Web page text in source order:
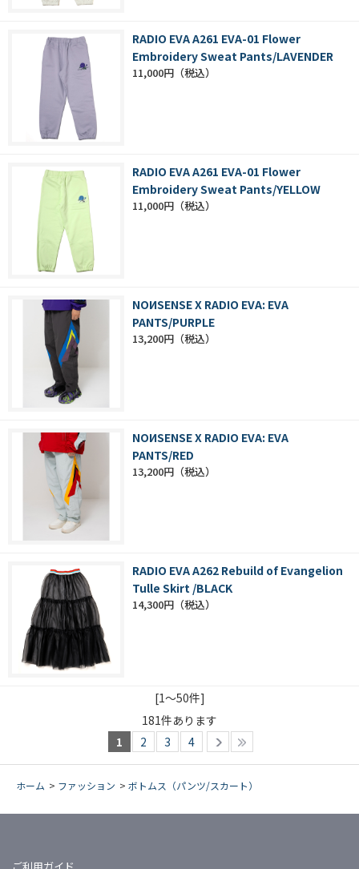
RADIO EVA A261 EVA-01 Flower
Embroidery Sweat Pants/LAVENDER
11,000円
RADIO EVA A261 EVA-01 Flower
Embroidery Sweat Pants/YELLOW
11,000円
NOИSENSE X RADIO EVA: EVA
PANTS/PURPLE
13,200円
NOИSENSE X RADIO EVA: EVA
PANTS/RED
13,200円
RADIO EVA A262 Rebuild of Evangelion
Tulle Skirt /BLACK
14,300円
[1～50件]
181件あります
1
2 3 4
ホーム > ファッション > ボトムス（パンツ/スカート）